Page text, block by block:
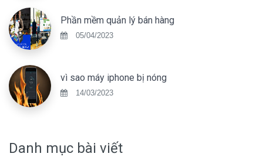
Phần mềm quản lý bán hàng
05/04/2023
vì sao máy iphone bị nóng
14/03/2023
Danh mục bài viết